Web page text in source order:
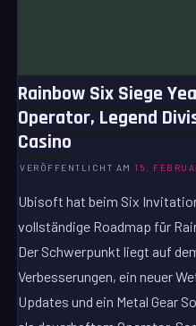
Rainbow Six Siege
Operator, Legend
Casino
VERÖFFENTLICHT AM 15.
Ubisoft hat beim Six
vollständige Roadmap für
Der Schwerpunkt liegt auf
Verbesserungen, ein neuer
Updates und ein Metal Gear